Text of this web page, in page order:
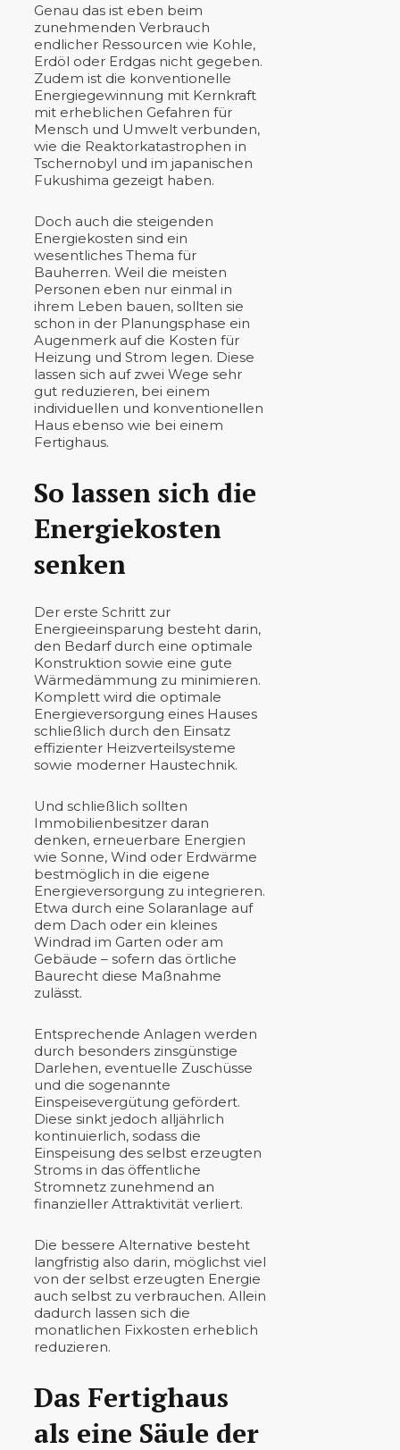
Genau das ist eben beim
zunehmenden Verbrauch
endlicher Ressourcen wie Kohle,
Erdöl oder Erdgas nicht gegeben.
Zudem ist die konventionelle
Energiegewinnung mit Kernkraft
mit erheblichen Gefahren für
Mensch und Umwelt verbunden,
wie die Reaktorkatastrophen in
Tschernobyl und im japanischen
Fukushima gezeigt haben.
Doch auch die steigenden
Energiekosten sind ein
wesentliches Thema für
Bauherren. Weil die meisten
Personen eben nur einmal in
ihrem Leben bauen, sollten sie
schon in der Planungsphase ein
Augenmerk auf die Kosten für
Heizung und Strom legen. Diese
lassen sich auf zwei Wege sehr
gut reduzieren, bei einem
individuellen und konventionellen
Haus ebenso wie bei einem
Fertighaus.
So lassen sich die
Energiekosten
senken
Der erste Schritt zur
Energieeinsparung besteht darin,
den Bedarf durch eine optimale
Konstruktion sowie eine gute
Wärmedämmung zu minimieren.
Komplett wird die optimale
Energieversorgung eines Hauses
schließlich durch den Einsatz
effizienter Heizverteilsysteme
sowie moderner Haustechnik.
Und schließlich sollten
Immobilienbesitzer daran
denken, erneuerbare Energien
wie Sonne, Wind oder Erdwärme
bestmöglich in die eigene
Energieversorgung zu integrieren.
Etwa durch eine Solaranlage auf
dem Dach oder ein kleines
Windrad im Garten oder am
Gebäude – sofern das örtliche
Baurecht diese Maßnahme
zulässt.
Entsprechende Anlagen werden
durch besonders zinsgünstige
Darlehen, eventuelle Zuschüsse
und die sogenannte
Einspeisevergütung gefördert.
Diese sinkt jedoch alljährlich
kontinuierlich, sodass die
Einspeisung des selbst erzeugten
Stroms in das öffentliche
Stromnetz zunehmend an
finanzieller Attraktivität verliert.
Die bessere Alternative besteht
langfristig also darin, möglichst viel
von der selbst erzeugten Energie
auch selbst zu verbrauchen. Allein
dadurch lassen sich die
monatlichen Fixkosten erheblich
reduzieren.
Das Fertighaus
als eine Säule der